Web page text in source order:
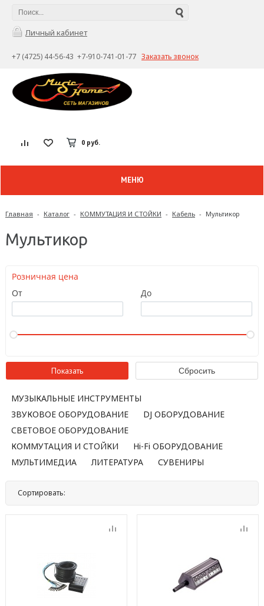
Личный кабинет
+7 (4725) 44-56-43 +7-910-741-01-77 Заказать звонок
0 руб.
МЕНЮ
Главная - Каталог - КОММУТАЦИЯ И СТОЙКИ - Кабель - Мультикор
Мультикор
Розничная цена
От
До
МУЗЫКАЛЬНЫЕ ИНСТРУМЕНТЫ
ЗВУКОВОЕ ОБОРУДОВАНИЕ
DJ ОБОРУДОВАНИЕ
СВЕТОВОЕ ОБОРУДОВАНИЕ
КОММУТАЦИЯ И СТОЙКИ
Hi-Fi ОБОРУДОВАНИЕ
МУЛЬТИМЕДИА
ЛИТЕРАТУРА СУВЕНИРЫ
Сортировать: